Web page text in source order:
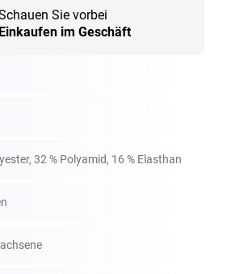
Sie vorbei
Einkaufen im Geschäft
32 % Polyamid, 16 % Elasthan